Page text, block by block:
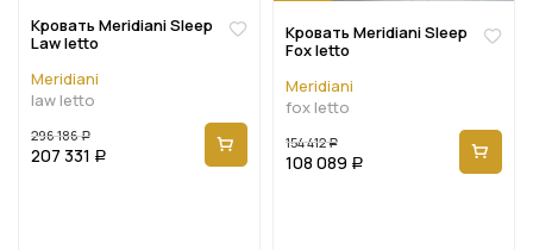
Кровать Meridiani Sleep
Law letto
Meridiani
law letto
296 186 Р
207 331 Р
Кровать Meridiani Sleep
Fox letto
Meridiani
fox letto
154 412 Р
108 089 Р